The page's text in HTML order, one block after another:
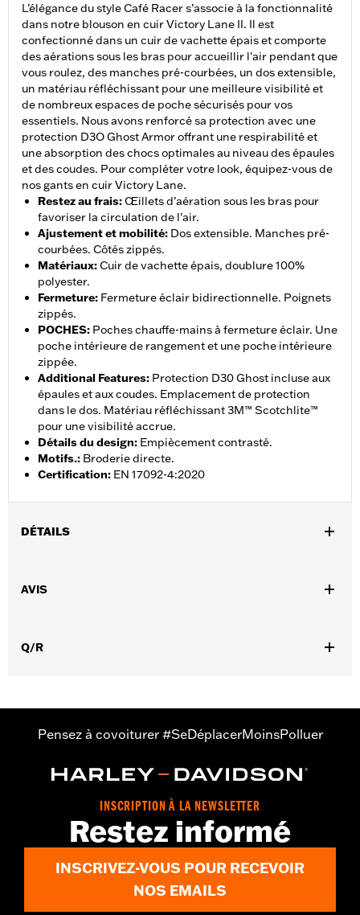
L’élégance du style Café Racer s’associe à la fonctionnalité
dans notre blouson en cuir Victory Lane II. Il est
confectionné dans un cuir de vachette épais et comporte
des aérations sous les bras pour accueillir l'air pendant que
vous roulez, des manches pré-courbées, un dos extensible,
un matériau réfléchissant pour une meilleure visibilité et
de nombreux espaces de poche sécurisés pour vos
essentiels. Nous avons renforcé sa protection avec une
protection D3O Ghost Armor offrant une respirabilité et
une absorption des chocs optimales au niveau des épaules
et des coudes. Pour compléter votre look, équipez-vous de
nos gants en cuir Victory Lane.
Restez au frais:Œillets d’aération sous les bras pour
favoriser la circulation de l'air.
Ajustement et mobilité: Dos extensible. Manches pré-
courbées. Côtés zippés.
Matériaux:Cuir de vachette épais, doublure 100%
polyester.
Fermeture: Fermeture éclair bidirectionnelle. Poignets
zippés.
POCHES: Poches chauffe-mains à fermeture éclair. Une
poche intérieure de rangement et une poche intérieure
zippée.
Additional Features: Protection D30 Ghost incluse aux
épaules et aux coudes. Emplacement de protection
dans le dos. Matériau réfléchissant 3M™ Scotchlite™
pour une visibilité accrue.
Détails du design: Empiècement contrasté.
Motifs.: Broderie directe.
Certification: EN 17092-4:2020
DÉTAILS
Caractéristiques fonctionnelles:
de protection
Jacket Style:Moto
AVIS
Q/R
Pensez à covoiturer #SeDéplacerMoinsPolluer
INSCRIPTION À LA NEWSLETTER
Restez informé
INSCRIVEZ-VOUS POUR RECEVOIR
NOS EMAILS